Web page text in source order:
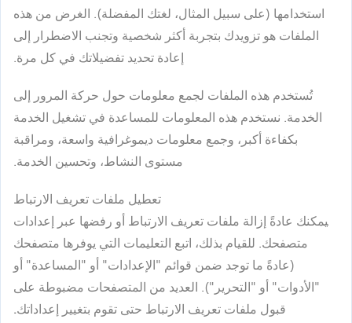
استخدامها (على سبيل المثال، لغتك المفضلة). الغرض من هذه
الملفات هو تزويدك بتجربة أكثر شخصية وتجنب الاضطرار إلى
إعادة تحديد تفضيلاتك في كل مرة.
تُستخدم هذه الملفات لجمع معلومات حول حركة المرور إلى
الخدمة. نستخدم هذه المعلومات للمساعدة في تشغيل الخدمة
بكفاءة أكبر، وجمع معلومات ديموغرافية واسعة، ومراقبة
مستوى النشاط، وتحسين الخدمة.
تعطيل ملفات تعريف الارتباط
يمكنك عادةً إزالة ملفات تعريف الارتباط أو رفضها عبر إعدادات
متصفحك. للقيام بذلك، اتبع التعليمات التي يوفرها متصفحك
(عادةً ما توجد ضمن قوائم "الإعدادات" أو "المساعدة" أو
"الأدوات" أو "التحرير"). العديد من المتصفحات مضبوطة على
قبول ملفات تعريف الارتباط حتى تقوم بتغيير إعداداتك.